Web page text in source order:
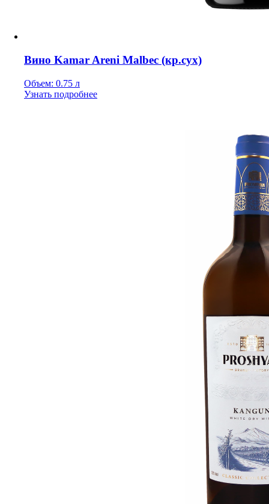
Вино Kamar Areni Malbec (кр.сух)
Объем: 0.75 л
Узнать подробнее